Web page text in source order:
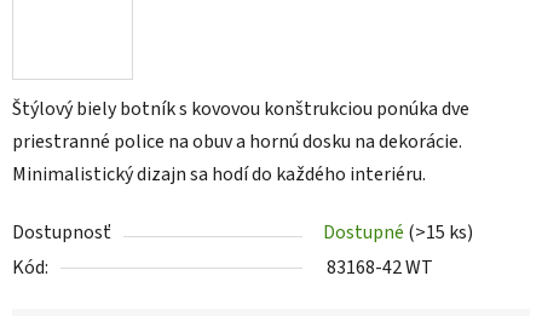
Štýlový biely botník s kovovou konštrukciou ponúka dve
priestranné police na obuv a hornú dosku na dekorácie.
Minimalistický dizajn sa hodí do každého interiéru.
Dostupnosť Dostupné (>15 ks)
Kód:
83168-42 WT